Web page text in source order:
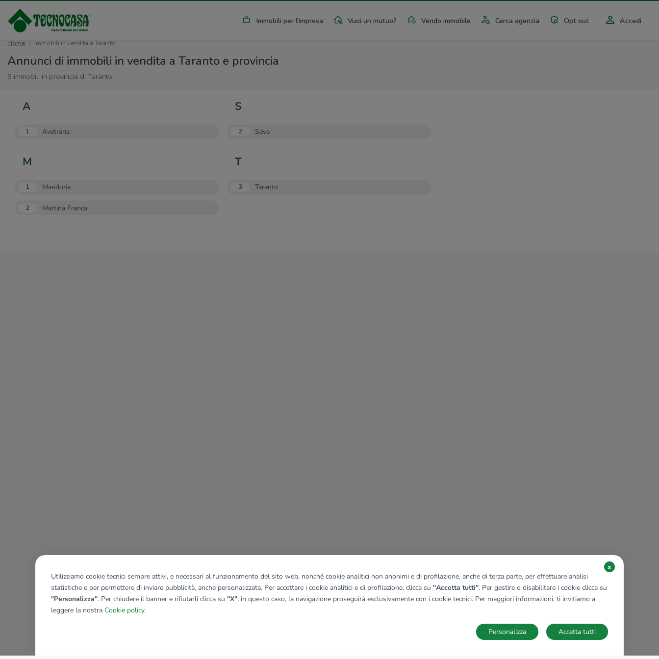
Immobili per l'impresa Vuoi un mutuo? Vendo immobile Cerca agenzia Opt out Accedi
Home Immobili in vendita a Taranto
Annunci di immobili in vendita a Taranto e provincia
9 immobili in provincia di Taranto
A
1 Avetrana
M
1 Manduria
2 Martina Franca
S
2 Sava
T
3 Taranto
Utilizziamo cookie tecnici sempre attivi, e necessari al funzionamento del sito web, nonché cookie analitici non anonimi e di profilazione, anche di terza parte, per effettuare analisi
statistiche e per permettere di inviare pubblicità, anche personalizzata. Per accettare i cookie analitici e di profilazione, clicca su "Accetta tutti". Per gestire o disabilitare i cookie clicca su
"Personalizza". Per chiudere il banner e rifiutarli clicca su "X"; in questo caso, la navigazione proseguirà esclusivamente con i cookie tecnici. Per maggiori informazioni, ti invitiamo a
leggere la nostra Cookie policy.
x
Accetta tutti
Personalizza